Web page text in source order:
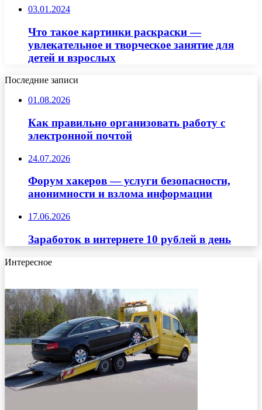
03.01.2024
Что такое картинки раскраски —
увлекательное и творческое занятие для
детей и взрослых
Последние записи
01.08.2026
Как правильно организовать работу с
электронной почтой
24.07.2026
Форум хакеров — услуги безопасности,
анонимности и взлома информации
17.06.2026
Заработок в интернете 10 рублей в день
Интересное